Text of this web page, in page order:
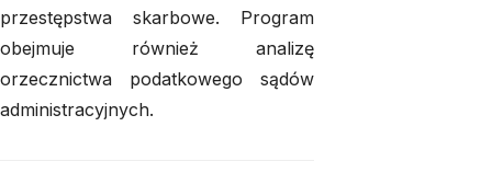
przestępstwa skarbowe. Program
obejmuje również analizę
orzecznictwa podatkowego sądów
administracyjnych.